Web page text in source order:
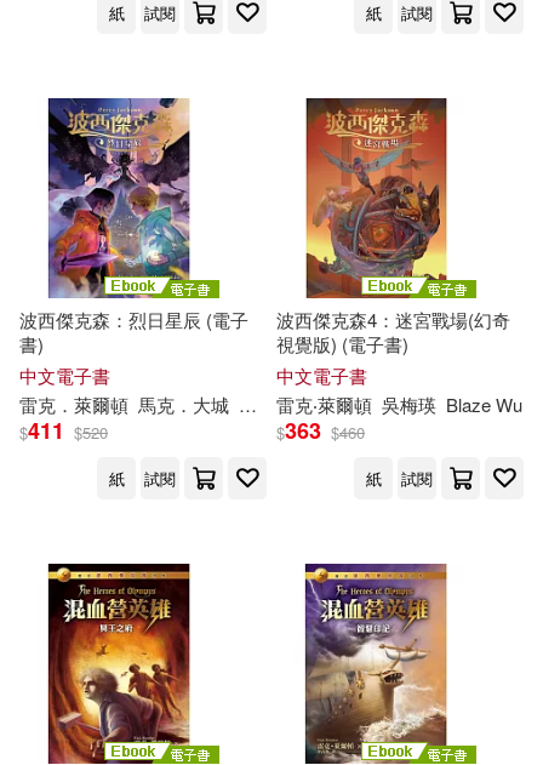
紙
試閱
紙
試閱
波西傑克森：烈日星辰 (電子
書)
中文電子書
雷克 ．萊爾頓 馬克．大城 王心瑩 Blaze Wu
$411 $520
紙
試閱
波西傑克森4：迷宮戰場(幻奇
視覺版) (電子書)
中文電子書
雷克‧萊爾頓 吳梅瑛 Blaze Wu
$363 $460
紙
試閱